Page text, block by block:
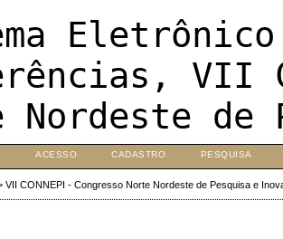
VII
Nordeste de
ACESSO CADASTRO PESQUISA
VII CONNEPI - Congresso Norte Nordeste de Pesquisa e